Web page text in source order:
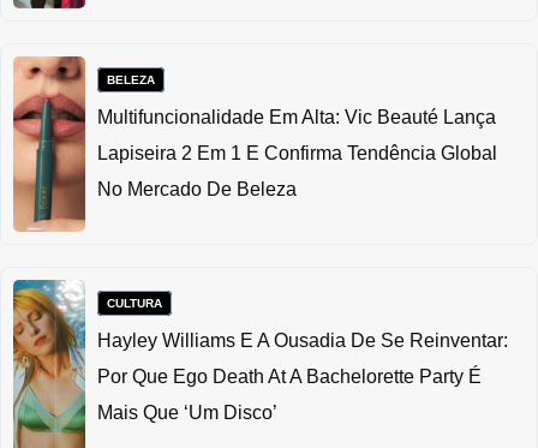
BELEZA
Multifuncionalidade Em Alta: Vic Beauté Lança
Lapiseira 2 Em 1 E Confirma Tendência Global
No Mercado De Beleza
CULTURA
Hayley Williams E A Ousadia De Se Reinventar:
Por Que Ego Death At A Bachelorette Party É
Mais Que ‘um Disco’